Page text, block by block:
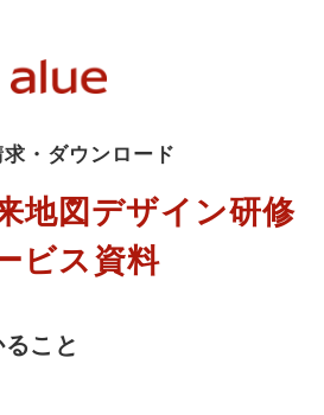
・ダウンロード
地図デザイン研修
ビス資料
こと